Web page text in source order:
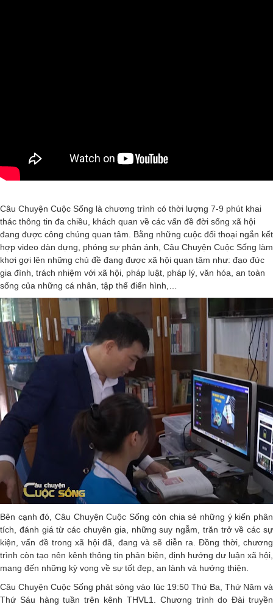
Câu Chuyện Cuộc Sống là chương trình có thời lượng 7-9 phút khai
thác thông tin đa chiều, khách quan về các vấn đề đời sống xã hội
đang được công chúng quan tâm. Bằng những cuộc đối thoại ngắn kết
hợp video dàn dựng, phóng sự phản ánh, Câu Chuyện Cuộc Sống làm
khơi gợi lên những chủ đề đang được xã hội quan tâm như: đạo đức
gia đình, trách nhiệm với xã hội, pháp luật, pháp lý, văn hóa, an toàn
sống của những cá nhân, tập thể điển hình,…
Bên cạnh đó, Câu Chuyện Cuộc Sống còn chia sẻ những ý kiến phân
tích, đánh giá từ các chuyên gia, những suy ngẫm, trăn trở về các sự
kiện, vấn đề trong xã hội đã, đang và sẽ diễn ra. Đồng thời, chương
trình còn tạo nên kênh thông tin phản biện, định hướng dư luận xã hội,
mang đến những kỳ vọng về sự tốt đẹp, an lành và hướng thiện.
Câu Chuyện Cuộc Sống phát sóng vào lúc 19:50 Thứ Ba, Thứ Năm và
Thứ Sáu hàng tuần trên kênh THVL1. Chương trình do Đài truyền